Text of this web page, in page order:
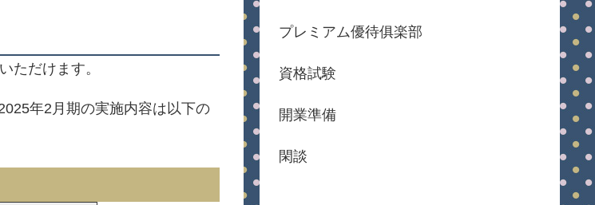
ただけます。
年2月期の実施内容は以下の
プレミアム優待俱楽部
資格試験
開業準備
閑談